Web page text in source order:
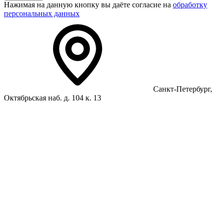
Нажимая на данную кнопку вы даёте согласие на обработку
персональных данных
Санкт-Петербург,
Октябрьская наб. д. 104 к. 13